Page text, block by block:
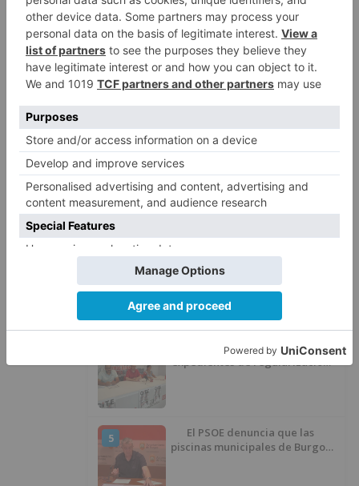
LO + VISTO
Barrio (PSOE) denuncia que la
apertura del Castillo responde a
del proyecto
2
El poblado de El Encuentro de
Burgos a punto de culminar su
proceso de realojo
Un libro rescata la historia y
memoria del pueblo burgalés de
Huérmeces
CCOO Burgos tramita más de 200
expedientes de regularización
5
El PSOE denuncia que las
piscinas municipales de Burgos